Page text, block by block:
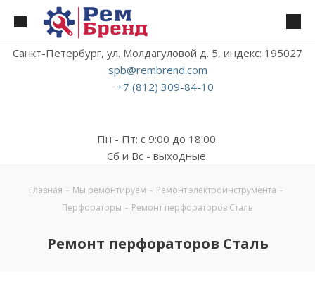
Санкт-Петербург, ул. Молдагуловой д. 5, индекс: 195027
spb@rembrend.com
+7 (812) 309-84-10
Пн - Пт: с 9:00 до 18:00.
Сб и Вс - выходные.
Главная - Мы ремонтируем - Ремонт электроинструмента -
Перфораторы - Ремонт перфораторов Сталь
Ремонт перфораторов Сталь